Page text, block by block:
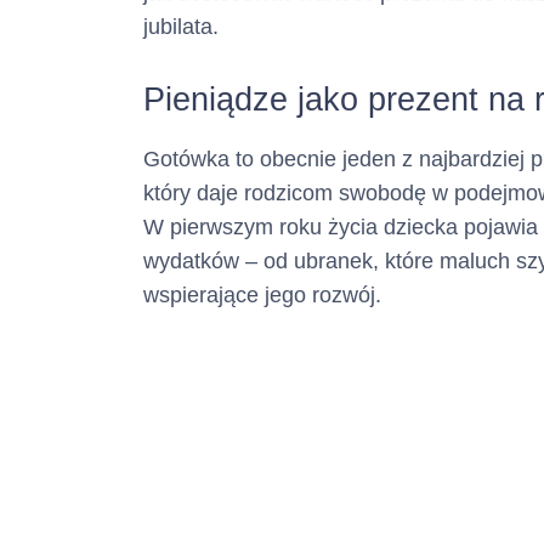
jubilata.
Pieniądze jako prezent na
Gotówka to obecnie jeden z najbardziej
który daje rodzicom swobodę w
W pierwszym roku życia dziecka
wydatków – od ubranek, które maluch
wspierające jego rozwój.
(informacja ta
Adres
(informacja ta